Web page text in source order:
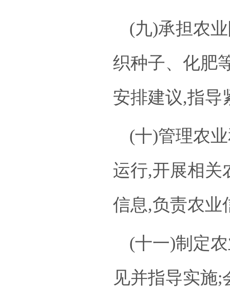
(九)承担农
织种子、化肥
安排建议,指导
(十)管理农
运行,开展相关
信息,负责农业
(十一)制定
见并指导实施